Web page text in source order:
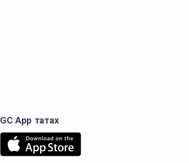
GC App татах